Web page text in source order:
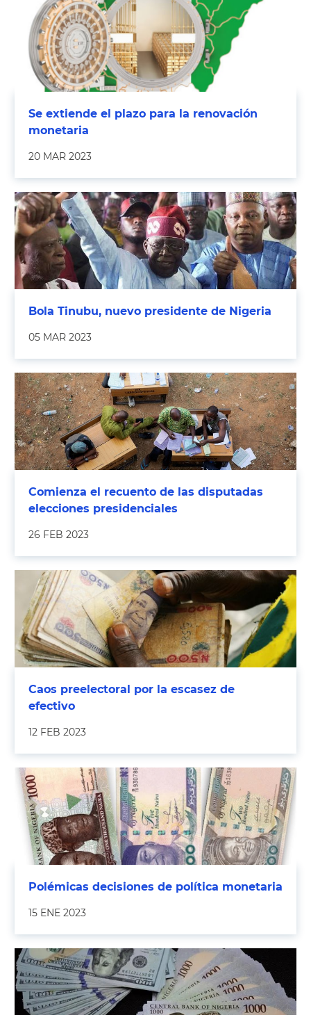
Se extiende el plazo para la renovación
monetaria
20 MAR 2023
Bola Tinubu, nuevo presidente de Nigeria
05 MAR 2023
Comienza el recuento de las disputadas
elecciones presidenciales
26 FEB 2023
Caos preelectoral por la escasez de
efectivo
12 FEB 2023
Polémicas decisiones de política monetaria
15 ENE 2023